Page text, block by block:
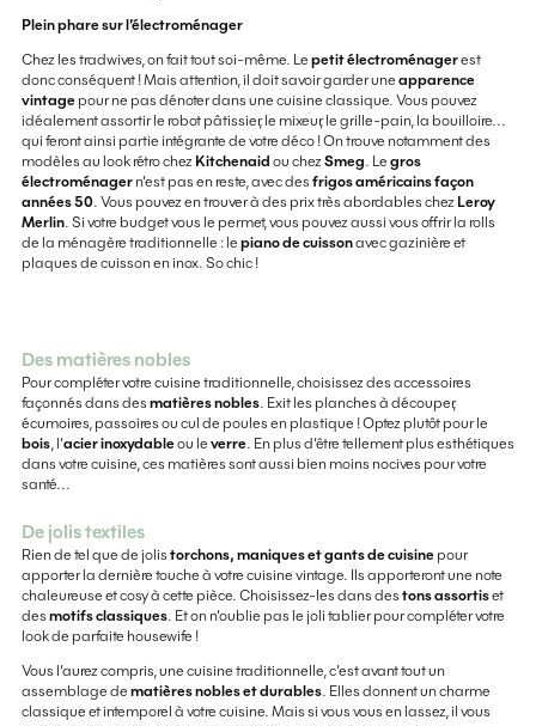
Plein phare sur l’électroménager
Chez les tradwives, on fait tout soi-même. Le petit électroménagerest
donc conséquent ! Mais attention, il doit savoir garder une apparence
vintagepour ne pas dénoter dans une cuisine classique. Vous pouvez
idéalement assortir le robot pâtissier, le mixeur, le grille-pain, la bouilloire...
qui feront ainsi partie intégrante de votre déco ! On trouve notamment des
modèles au look rétro chez Kitchenaid ou chez Smeg. Le gros
électroménagern’est pas en reste, avec des frigos américains façon
années 50. Vous pouvez en trouver à des prix très abordables chez Leroy
Merlin. Si votre budget vous le permet, vous pouvez aussi vous offrir la rolls
de la ménagère traditionnelle : le piano de cuissonavec gazinière et
plaques de cuisson en inox. So chic !
Des matières nobles
Pour compléter votre cuisine traditionnelle, choisissez des accessoires
façonnés dans des matières nobles. Exit les planches à découper,
écumoires, passoires ou cul de poules en plastique ! Optez plutôt pour le
bois, l’acier inoxydableou le verre. En plus d’être tellement plus esthétiques
dans votre cuisine, ces matières sont aussi bien moins nocives pour votre
santé...
De jolis textiles
Rien de tel que de jolis torchons, maniques et gants de cuisinepour
apporter la dernière touche à votre cuisine vintage. Ils apporteront une note
chaleureuse et cosy à cette pièce. Choisissez-les dans des tons assortiset
des motifs classiques. Et on n’oublie pas le joli tablier pour compléter votre
look de parfaite housewife !
Vous l’aurez compris, une cuisine traditionnelle, c’est avant tout un
assemblage de matières nobles et durables. Elles donnent un charme
classique et intemporel à votre cuisine. Mais si vous vous en lassez, il vous